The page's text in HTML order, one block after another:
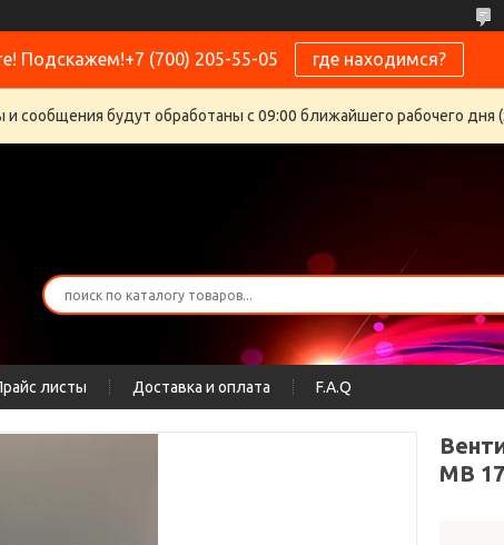
Подскажем!+7 (700) 205-55-05 где находимся?
и сообщения будут обработаны с 09:00 ближайшего рабочего дня
листы Доставка и оплата F.A.Q
МВ